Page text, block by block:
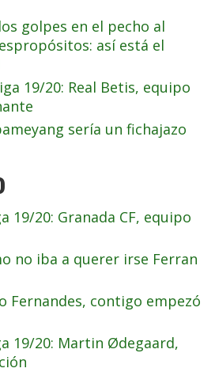
golpes en el pecho al
así está el
19/20: Real Betis, equipo
sería un fichajazo
19/20: Granada CF, equipo
no iba a querer irse Ferran
Fernandes, contigo empezó
19/20: Martin Ødegaard,